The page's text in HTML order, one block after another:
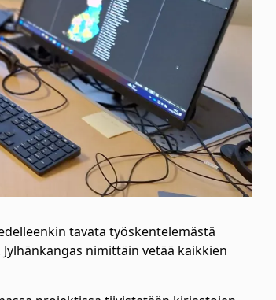
tavata työskentelemästä
nimittäin vetää kaikkien